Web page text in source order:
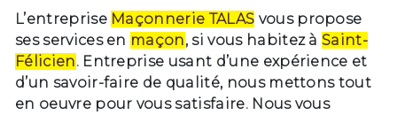
L’entreprise Maçonnerie TALAS vous propose
ses services en maçon, si vous habitez à Saint-
Félicien. Entreprise usant d’une expérience et
d’un savoir-faire de qualité, nous mettons tout
en oeuvre pour vous satisfaire. Nous vous